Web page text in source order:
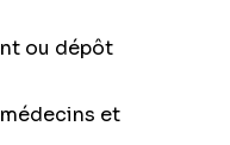
ou dépôt
et